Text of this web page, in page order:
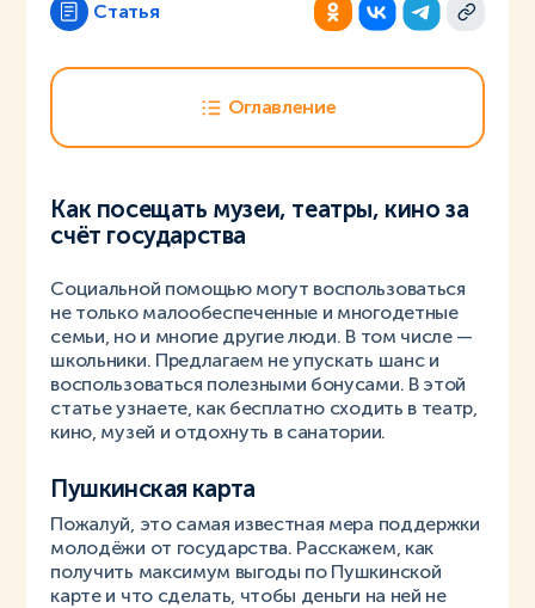
Статья
Оглавление
Как посещать музеи, театры, кино за
счёт государства
Социальной помощью могут воспользоваться
не только малообеспеченные и многодетные
семьи, но и многие другие люди. В том числе —
школьники. Предлагаем не упускать шанс и
воспользоваться полезными бонусами. В этой
статье узнаете, как бесплатно сходить в театр,
кино, музей и отдохнуть в санатории.
Пушкинская карта
Пожалуй, это самая известная мера поддержки
молодёжи от государства. Расскажем, как
получить максимум выгоды по Пушкинской
карте и что сделать, чтобы деньги на ней не